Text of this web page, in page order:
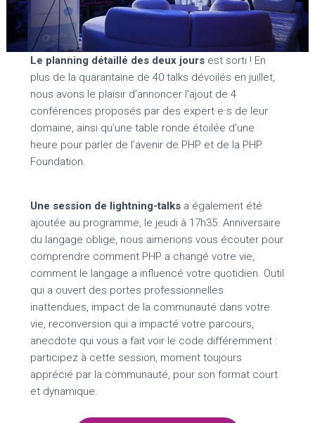
Le planning détaillé des deux jours est sorti ! En
plus de la quarantaine de 40 talks dévoilés en juillet,
nous avons le plaisir d’annoncer l’ajout de 4
conférences proposés par des expert·e·s de leur
domaine, ainsi qu’une table ronde étoilée d’une
heure pour parler de l’avenir de PHP et de la PHP
Foundation.
Une session de lightning-talks a également été
ajoutée au programme, le jeudi à 17h35. Anniversaire
du langage oblige, nous aimerions vous écouter pour
comprendre comment PHP a changé votre vie,
comment le langage a influencé votre quotidien. Outil
qui a ouvert des portes professionnelles
inattendues, impact de la communauté dans votre
vie, reconversion qui a impacté votre parcours,
anecdote qui vous a fait voir le code différemment :
participez à cette session, moment toujours
apprécié par la communauté, pour son format court
et dynamique.